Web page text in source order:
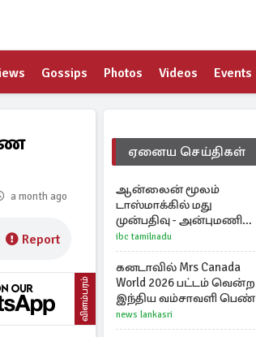
Gossips Photos Videos Events
a month ago
Report
விளம்பரம்
ஏனைய செய்திகள்
ஆன்லைன் மூலம்
டாஸ்மாக்கில் மது
முன்பதிவு - அன்புமணி
ராமதாஸ் எதிர்ப்பு
ibc tamilnadu
கனடாவில் Mrs Canada
World 2026 பட்டம் வென்ற
இந்திய வம்சாவளி பெண்
news lankasri